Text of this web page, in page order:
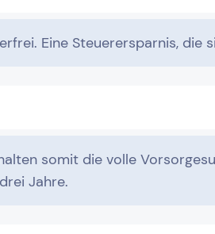
Eine Steuerersparnis, die
somit die volle
Jahre.